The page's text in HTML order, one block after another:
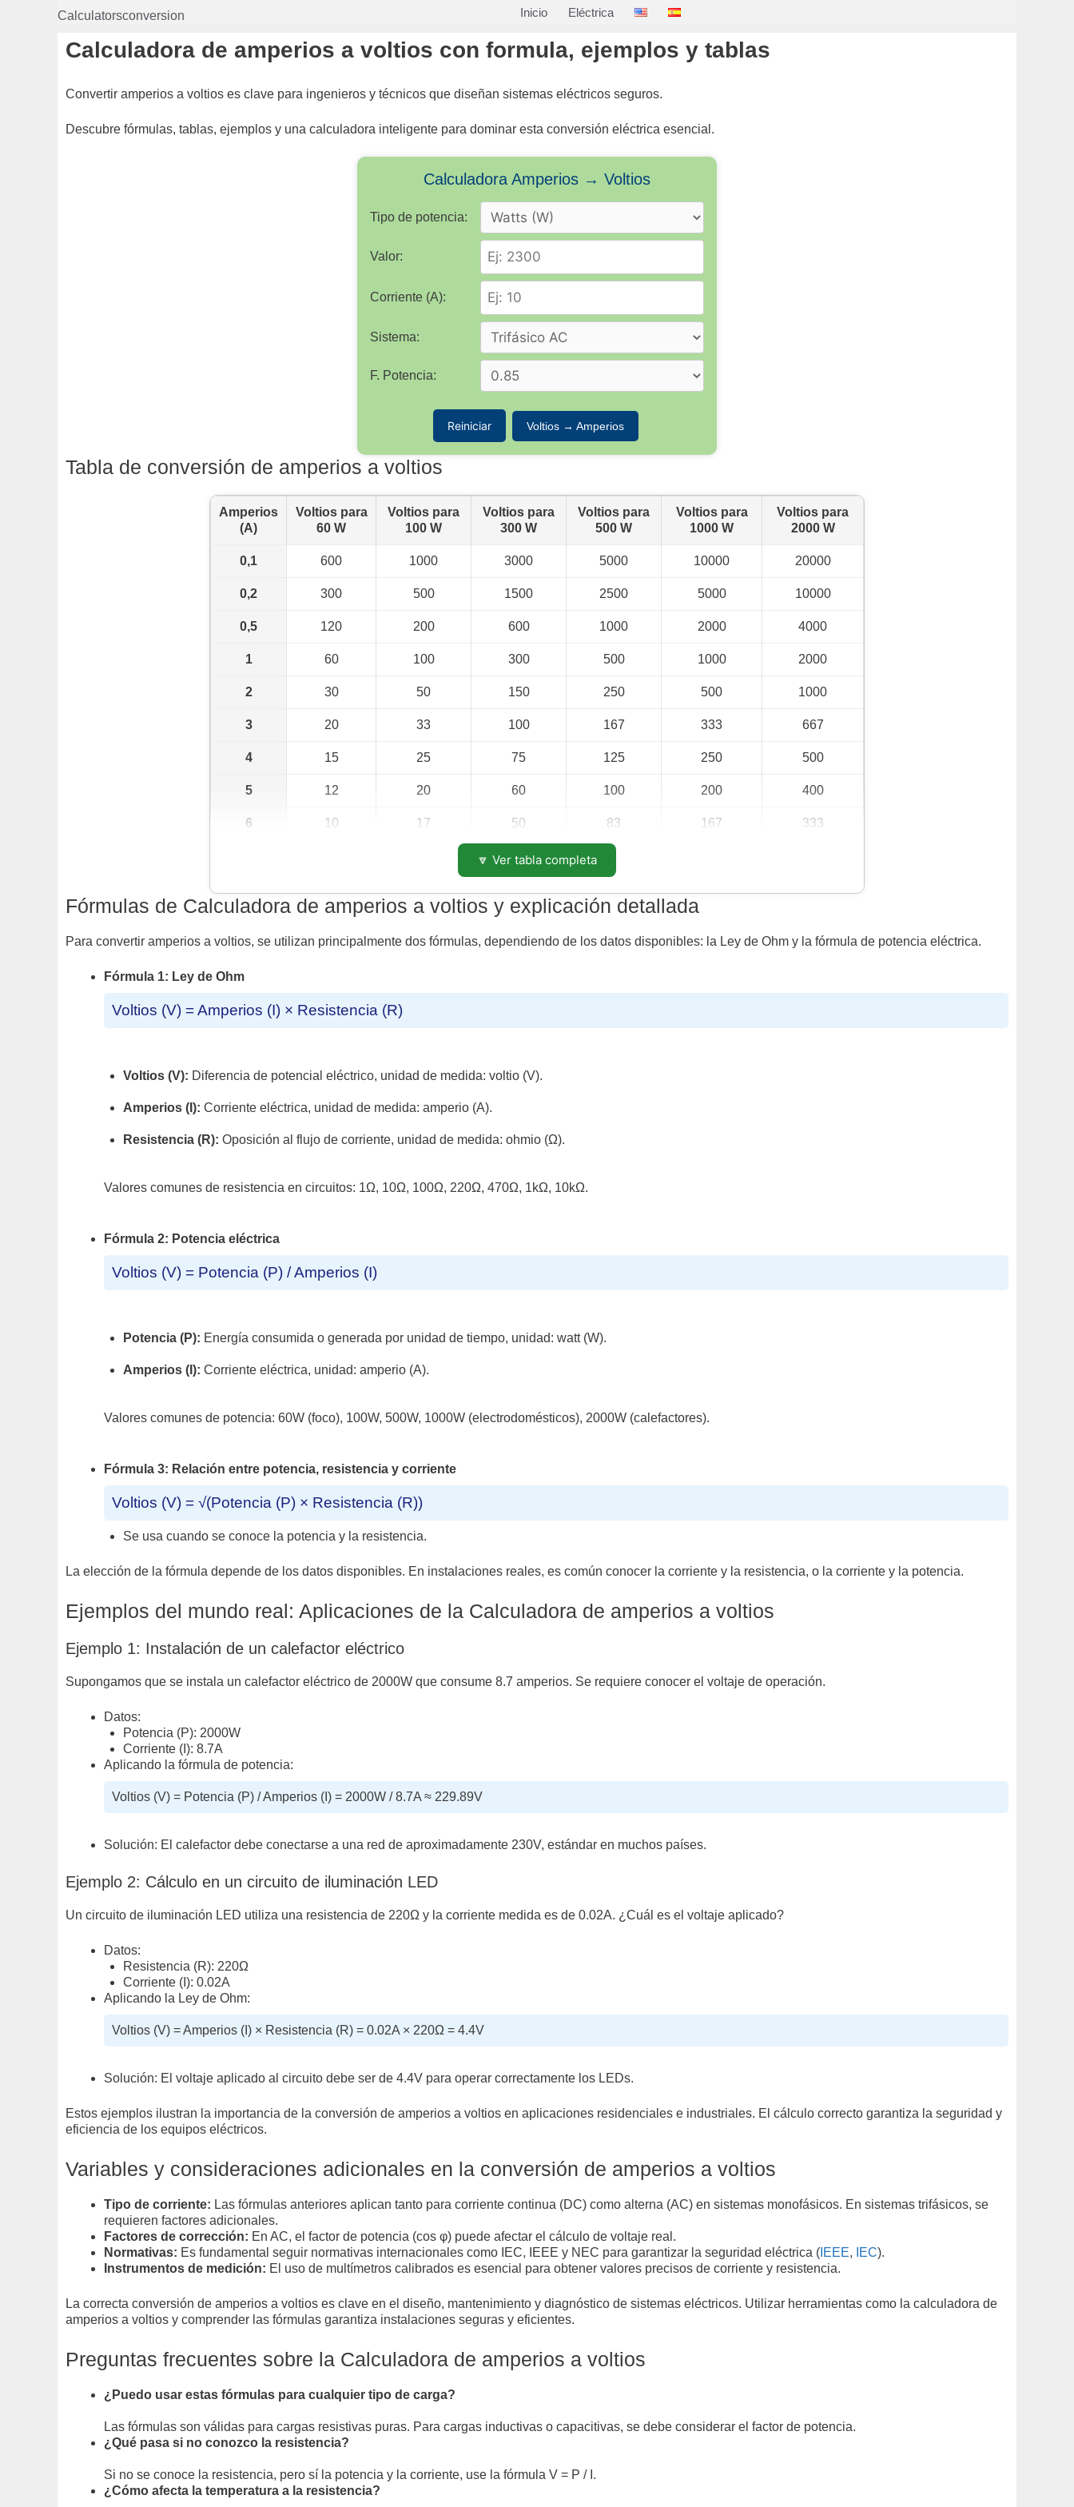
Calculatorsconversion Inicio Eléctrica
Calculadora de amperios a voltios con formula, ejemplos y tablas
Convertir amperios a voltios es clave para ingenieros y técnicos que diseñan sistemas eléctricos seguros.
Descubre fórmulas, tablas, ejemplos y una calculadora inteligente para dominar esta conversión eléctrica esencial.
Calculadora Amperios → Voltios
Tipo de potencia:
Valor:
Corriente (A):
Sistema:
F. Potencia:
Reiniciar Voltios → Amperios
Tabla de conversión de amperios a voltios
Amperios
(A)
Voltios para
60 W
Voltios para
100 W
Voltios para
300 W
Voltios para
500 W
Voltios para
1000 W
Voltios para
2000 W
0,1 600 1000 3000 5000 10000 20000
0,2 300 500 1500 2500 5000 10000
0,5 120 200 600 1000 2000 4000
1 60 100 300 500 1000 2000
2 30 50 150 250 500 1000
3 20 33 100 167 333 667
4 15 25 75 125 250 500
5 12 20 60 100 200 400
6 10 17 50 83 167 333
30
🔽 Ver tabla completa
Fórmulas de Calculadora de amperios a voltios y explicación detallada
Para convertir amperios a voltios, se utilizan principalmente dos fórmulas, dependiendo de los datos disponibles: la Ley de Ohm y la fórmula de potencia eléctrica.
Fórmula 1: Ley de Ohm
Voltios (V) = Amperios (I) × Resistencia (R)
Voltios (V): Diferencia de potencial eléctrico, unidad de medida: voltio (V).
Amperios (I): Corriente eléctrica, unidad de medida: amperio (A).
Resistencia (R): Oposición al flujo de corriente, unidad de medida: ohmio (Ω).
Valores comunes de resistencia en circuitos: 1Ω, 10Ω, 100Ω, 220Ω, 470Ω, 1kΩ, 10kΩ.
Fórmula 2: Potencia eléctrica
Voltios (V) = Potencia (P) / Amperios (I)
Potencia (P): Energía consumida o generada por unidad de tiempo, unidad: watt (W).
Amperios (I): Corriente eléctrica, unidad: amperio (A).
Valores comunes de potencia: 60W (foco), 100W, 500W, 1000W (electrodomésticos), 2000W (calefactores).
Fórmula 3: Relación entre potencia, resistencia y corriente
Voltios (V) = √(Potencia (P) × Resistencia (R))
Se usa cuando se conoce la potencia y la resistencia.
La elección de la fórmula depende de los datos disponibles. En instalaciones reales, es común conocer la corriente y la resistencia, o la corriente y la potencia.
Ejemplos del mundo real: Aplicaciones de la Calculadora de amperios a voltios
Ejemplo 1: Instalación de un calefactor eléctrico
Supongamos que se instala un calefactor eléctrico de 2000W que consume 8.7 amperios. Se requiere conocer el voltaje de operación.
Datos:
Potencia (P): 2000W
Corriente (I): 8.7A
Aplicando la fórmula de potencia:
Voltios (V) = Potencia (P) / Amperios (I) = 2000W / 8.7A ≈ 229.89V
Solución: El calefactor debe conectarse a una red de aproximadamente 230V, estándar en muchos países.
Ejemplo 2: Cálculo en un circuito de iluminación LED
Un circuito de iluminación LED utiliza una resistencia de 220Ω y la corriente medida es de 0.02A. ¿Cuál es el voltaje aplicado?
Datos:
Resistencia (R): 220Ω
Corriente (I): 0.02A
Aplicando la Ley de Ohm:
Voltios (V) = Amperios (I) × Resistencia (R) = 0.02A × 220Ω = 4.4V
Solución: El voltaje aplicado al circuito debe ser de 4.4V para operar correctamente los LEDs.
Estos ejemplos ilustran la importancia de la conversión de amperios a voltios en aplicaciones residenciales e industriales. El cálculo correcto garantiza la seguridad y
eficiencia de los equipos eléctricos.
Variables y consideraciones adicionales en la conversión de amperios a voltios
Tipo de corriente: Las fórmulas anteriores aplican tanto para corriente continua (DC) como alterna (AC) en sistemas monofásicos. En sistemas trifásicos, se
requieren factores adicionales.
Factores de corrección: En AC, el factor de potencia (cos φ) puede afectar el cálculo de voltaje real.
Normativas: Es fundamental seguir normativas internacionales como IEC, IEEE y NEC para garantizar la seguridad eléctrica ( IEEE, IEC).
Instrumentos de medición: El uso de multímetros calibrados es esencial para obtener valores precisos de corriente y resistencia.
La correcta conversión de amperios a voltios es clave en el diseño, mantenimiento y diagnóstico de sistemas eléctricos. Utilizar herramientas como la calculadora de
amperios a voltios y comprender las fórmulas garantiza instalaciones seguras y eficientes.
Preguntas frecuentes sobre la Calculadora de amperios a voltios
¿Puedo usar estas fórmulas para cualquier tipo de carga?
Las fórmulas son válidas para cargas resistivas puras. Para cargas inductivas o capacitivas, se debe considerar el factor de potencia.
¿Qué pasa si no conozco la resistencia?
Si no se conoce la resistencia, pero sí la potencia y la corriente, use la fórmula V = P / I.
¿Cómo afecta la temperatura a la resistencia?